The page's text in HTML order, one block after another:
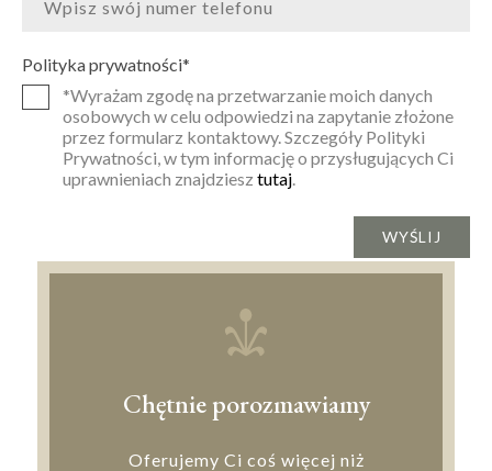
Polityka prywatności*
*Wyrażam zgodę na przetwarzanie moich danych
osobowych w celu odpowiedzi na zapytanie złożone
przez formularz kontaktowy. Szczegóły Polityki
Prywatności, w tym informację o przysługujących Ci
uprawnieniach znajdziesz tutaj.
Chętnie porozmawiamy
Oferujemy Ci coś więcej niż